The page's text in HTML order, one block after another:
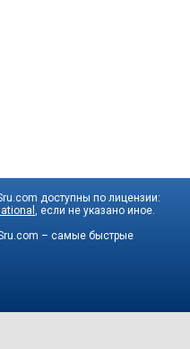
доступны по лицензии:
, если не указано иное.
– самые быстрые